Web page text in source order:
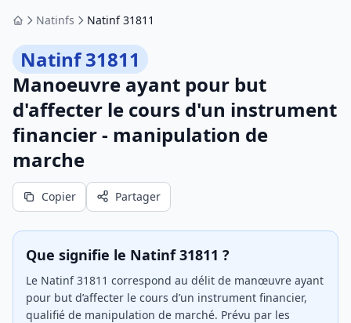
AccueilNatinfs Natinf 31811
Natinf 31811
Manoeuvre ayant pour but
d'affecter le cours d'un instrument
financier - manipulation de
marche
Copier Partager
Que signifie le Natinf 31811 ?
Le Natinf 31811 correspond au délit de manœuvre ayant
pour but d’affecter le cours d’un instrument financier,
qualifié de manipulation de marché. Prévu par les